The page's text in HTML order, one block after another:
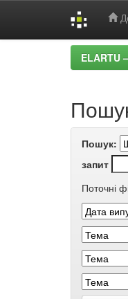
ELARTU
Пошук:
запит
Поточні